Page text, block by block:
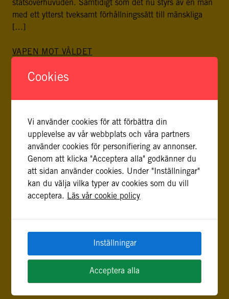
statsöverhuvuden. Samtidigt som det nu styrs av en man
med ett ytterst tveksamt förhållningssätt till mänskliga
[…]
VAPEN MOT VÅLDET
Den matt silverglänsande metalltackan som vandrar från
det inte varit för sammanhanget: konferensdeltagarna är
internationella experter i avväpning, demobilisering och
återanpassning av ex-kombattanter, och kommer från i
stort sett samtliga delar av FN. De har samlats i
Stockholm för att […]
SÄKERHETSSEKTORREFORM I MALI, SOM
LÅSNINGARNA I EN BOSTADSRÄTTSFÖRENING
pågående fredsprocessen i Mali, därom råder inga tvivel. I
ett konfliktdrabbat land behöver ofta säkerhetssektorn,
med bland annat polis, militär, tull och gränsbevakning,
Cookies
Vi använder cookies för att förbättra din
upplevelse av vår webbplats och våra partners
använder cookies för personifiering av annonser.
Genom att klicka "Acceptera alla" godkänner du
att sidan använder cookies. Under "Inställningar"
kan du välja vilka typer av cookies som du vill
acceptera. Läs vår cookie policy
Inställningar
Acceptera alla